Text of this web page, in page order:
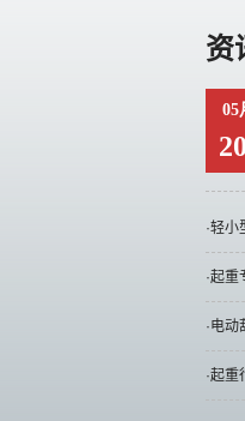
资
05
·轻小
·起
·电
·起